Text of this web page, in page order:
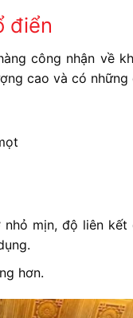
điển
công nhận về
cao và có
mịn, độ liên
hơn.